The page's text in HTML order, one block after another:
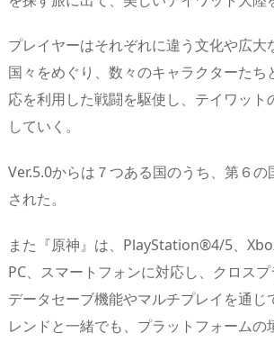
プレイヤーはそれぞれに違う文化や広大
国々をめぐり、数々のキャラクターたち
応を利用した戦闘を駆使し、テイワット
していく。
Ver.5.0からは７つある国のうち、第６
された。
また『原神』は、PlayStation®4/5、
PC、スマートフォンに対応し、クロス
データセーブ機能やマルチプレイを通じ
レンドと一緒でも、プラットフォームの